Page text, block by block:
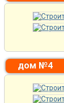
дом №4